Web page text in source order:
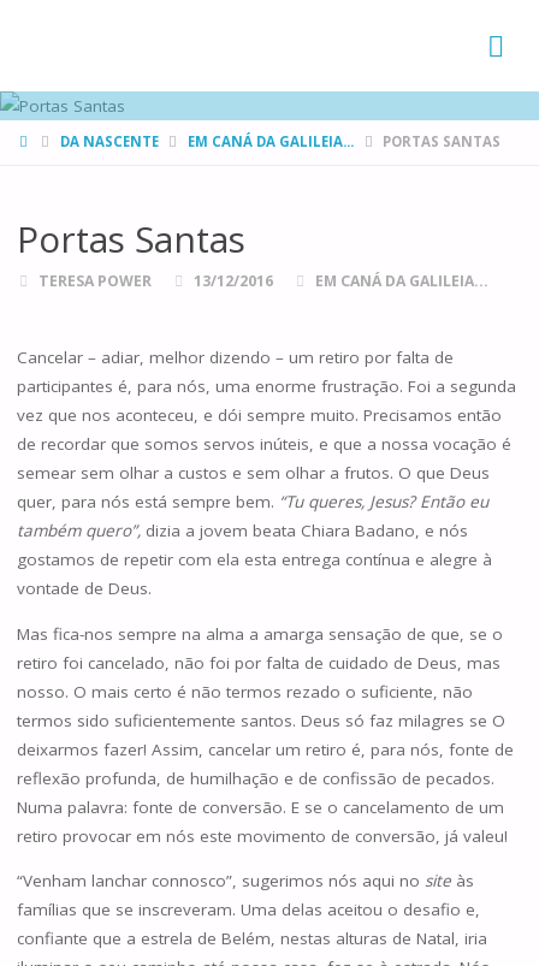
HOMEDA NASCENTE EM CANÁ DA GALILEIA... PORTAS SANTAS
Portas Santas
TERESA POWER 13/12/2016 EM CANÁ DA GALILEIA...
Cancelar – adiar, melhor dizendo – um retiro por falta de
participantes é, para nós, uma enorme frustração. Foi a segunda
vez que nos aconteceu, e dói sempre muito. Precisamos então
de recordar que somos servos inúteis, e que a nossa vocação é
semear sem olhar a custos e sem olhar a frutos. O que Deus
quer, para nós está sempre bem. “Tu queres, Jesus? Então eu
também quero”,dizia a jovem beata Chiara Badano, e nós
gostamos de repetir com ela esta entrega contínua e alegre à
vontade de Deus.
Mas fica-nos sempre na alma a amarga sensação de que, se o
retiro foi cancelado, não foi por falta de cuidado de Deus, mas
nosso. O mais certo é não termos rezado o suficiente, não
termos sido suficientemente santos. Deus só faz milagres se O
deixarmos fazer! Assim, cancelar um retiro é, para nós, fonte de
reflexão profunda, de humilhação e de confissão de pecados.
Numa palavra: fonte de conversão. E se o cancelamento de um
retiro provocar em nós este movimento de conversão, já valeu!
“Venham lanchar connosco”, sugerimos nós aqui no siteàs
famílias que se inscreveram. Uma delas aceitou o desafio e,
confiante que a estrela de Belém, nestas alturas de Natal, iria